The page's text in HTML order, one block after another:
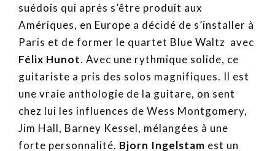
suédois qui après s’être produit aux
Amériques, en Europe a décidé de s’installer à
Paris et de former le quartet Blue Waltz avec
Félix Hunot. Avec une rythmique solide, ce
guitariste a pris des solos magnifiques. Il est
une vraie anthologie de la guitare, on sent
chez lui les influences de Wess Montgomery,
Jim Hall, Barney Kessel, mélangées à une
forte personnalité. Bjorn Ingelstam est un